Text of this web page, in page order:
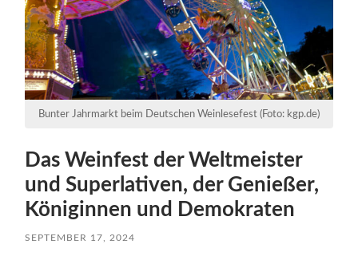
Bunter Jahrmarkt beim Deutschen Weinlesefest (Foto: kgp.de)
Das Weinfest der Weltmeister
und Superlativen, der Genießer,
Königinnen und Demokraten
SEPTEMBER 17, 2024